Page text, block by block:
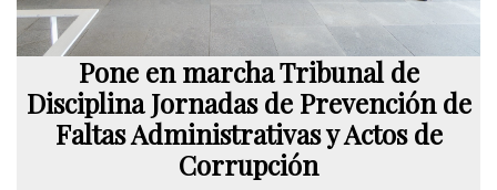
Pone en marcha Tribunal de
Disciplina Jornadas de Prevención de
Faltas Administrativas y Actos de
Corrupción